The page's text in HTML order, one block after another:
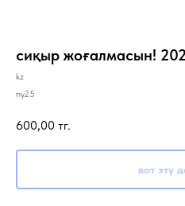
сиқыр жоғалмасын!
kz
ny25
600,00 тг.
вот эту